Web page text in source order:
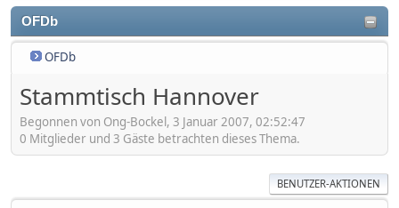
OFDb
OFDb
Stammtisch Hannover
Begonnen von Ong-Bockel, 3 Januar 2007, 02:52:47
0 Mitglieder und 3 Gäste betrachten dieses Thema.
BENUTZER-AKTIONEN